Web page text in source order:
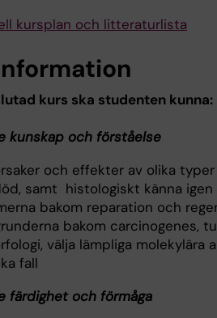
kursplan och litteraturlista
kurs ska studenten kunna:
kunskap och förståelse
och effekter av olika
samt histologiskt känna igen
bakom reparation och
bakom carcinogenes,
välja lämpliga molekylära
fall
färdighet och förmåga